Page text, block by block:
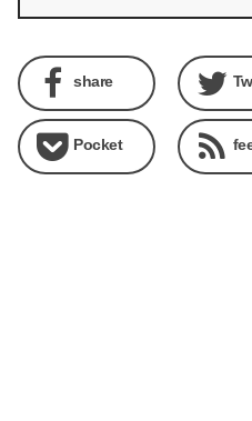
share
Pocket